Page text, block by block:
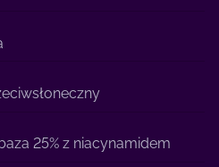
25% z niacynamidem